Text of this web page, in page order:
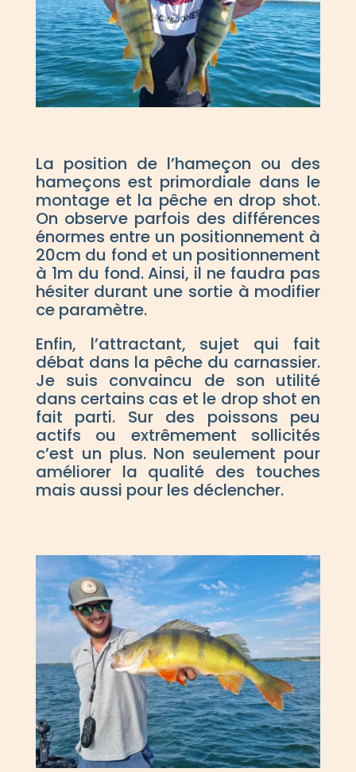
La position de l’hameçon ou des
hameçons est primordiale dans le
montage et la pêche en drop shot.
On observe parfois des différences
énormes entre un positionnement à
20cm du fond et un positionnement
à 1m du fond. Ainsi, il ne faudra pas
hésiter durant une sortie à modifier
ce paramètre.
Enfin, l’attractant, sujet qui fait
débat dans la pêche du carnassier.
Je suis convaincu de son utilité
dans certains cas et le drop shot en
fait parti. Sur des poissons peu
actifs ou extrêmement sollicités
c’est un plus. Non seulement pour
améliorer la qualité des touches
mais aussi pour les déclencher.